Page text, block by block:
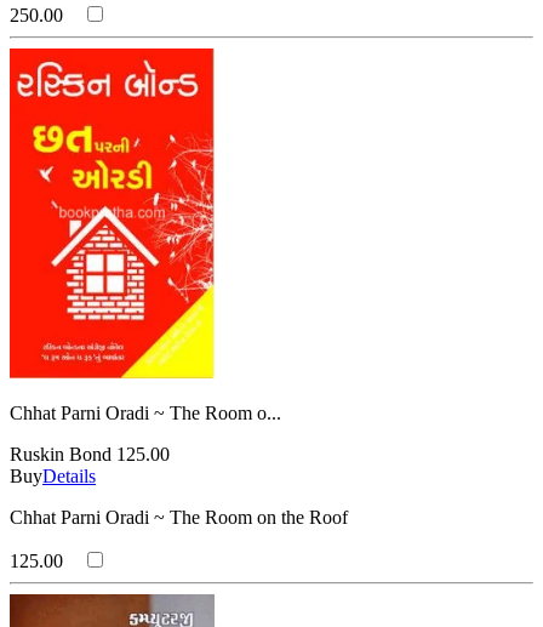
250.00
Chhat Parni Oradi ~ The Room o...
Ruskin Bond 125.00
BuyDetails
Chhat Parni Oradi ~ The Room on the Roof
125.00